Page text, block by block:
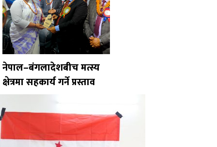
नेपाल–बंगलादेशबीच मत्स्य
क्षेत्रमा सहकार्य गर्ने प्रस्ताव